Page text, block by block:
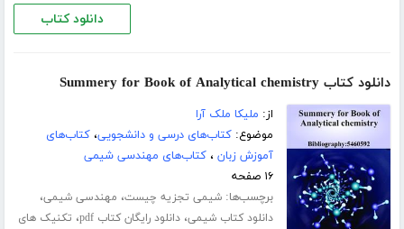
دانلود کتاب
دانلود کتاب Summery for Book of Analytical chemistry
از: ملیکا ملک آرا
موضوع:کتاب‌های درسی و دانشجویی،کتاب‌های
آموزش زبان ،کتاب‌های مهندسی شیمی
۱۶ صفحه
برچسب‌ها:شیمی تجزیه چیست، مهندسی شیمی،
دانلود کتاب شیمی،دانلود رایگان کتاب pdf ، تکنیک های